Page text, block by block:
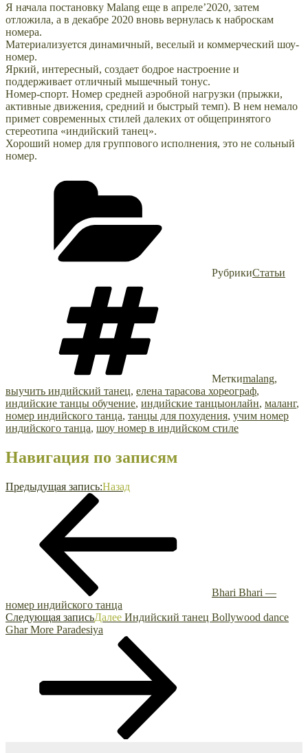
Я начала постановку Malang еще в апреле’2020, затем
отложила, а в декабре 2020 вновь вернулась к наброскам
номера.
Материализуется динамичный, веселый и коммерческий шоу-
номер.
Яркий, интересный, создает бодрое настроение и
поддерживает отличный мышечный тонус.
Номер-спорт. Номер средней аэробной нагрузки (прыжки,
активные движения, средний и быстрый темп). В нем немало
примет современных стилей далеких от общепринятого
стереотипа «индийский танец».
Хороший номер для группового исполнения, это не сольный
номер.
РубрикиСтатьи
Меткиmalang,
выучить индийский танец, елена тарасова хореограф,
индийские танцы обучение, индийские танцыонлайн, маланг,
номер индийского танца, танцы для похудения, учим номер
индийского танца, шоу номер в индийском стиле
Навигация по записям
Предыдущая запись:Назад
Bhari Bhari —
номер индийского танца
Следующая записьДалее Индийский танец Bollywood dance
Ghar More Paradesiya